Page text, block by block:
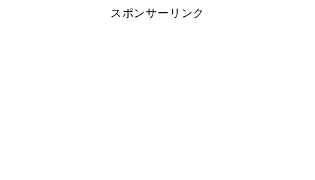
スポンサーリンク